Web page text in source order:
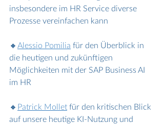
insbesondere im HR Service diverse
Prozesse vereinfachen kann
🔸 Alessio Pomilia für den Überblick in
die heutigen und zukünftigen
Möglichkeiten mit der SAP Business AI
im HR
🔸 Patrick Mollet für den kritischen Blick
auf unsere heutige KI-Nutzung und